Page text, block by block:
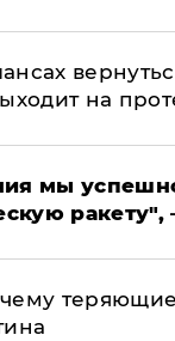
на
мы